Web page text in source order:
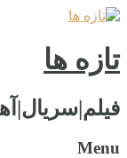
تازه ها
Menu